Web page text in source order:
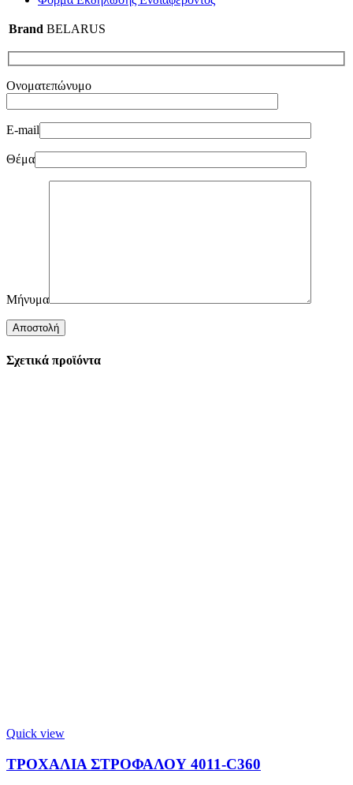
Brand BELARUS
Ονοματεπώνυμο
E-mail
Θέμα
Μήνυμα
Σχετικά προϊόντα
Quick view
ΤΡΟΧΑΛΙΑ ΣΤΡΟΦΑΛΟΥ 4011-C360